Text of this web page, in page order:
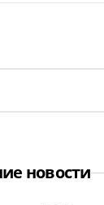
новости